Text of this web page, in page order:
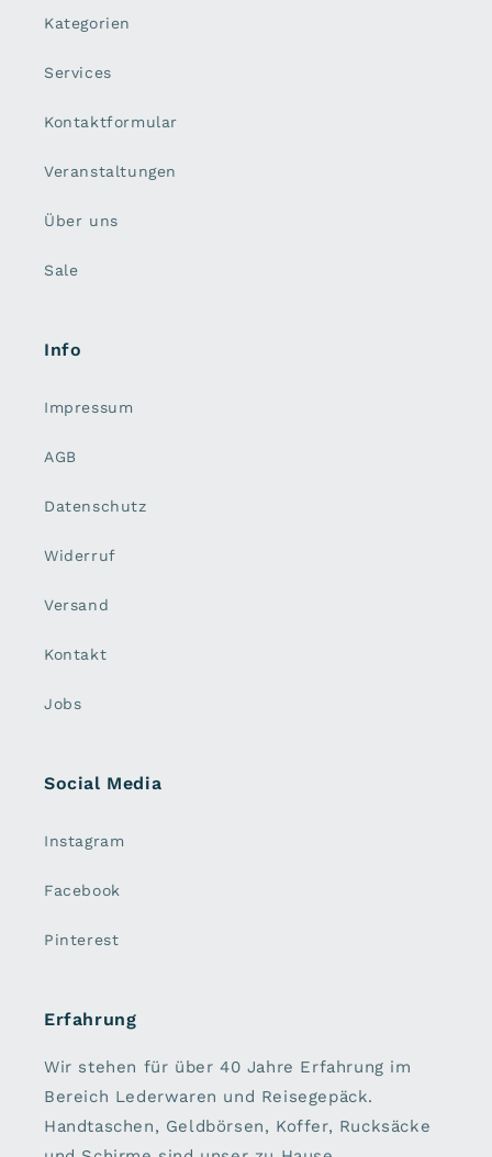
Kategorien
Services
Kontaktformular
Veranstaltungen
Über uns
Sale
Info
Impressum
AGB
Datenschutz
Widerruf
Versand
Kontakt
Jobs
Social Media
Instagram
Facebook
Pinterest
Erfahrung
Wir stehen für über 40 Jahre Erfahrung im
Bereich Lederwaren und Reisegepäck.
Handtaschen, Geldbörsen, Koffer, Rucksäcke